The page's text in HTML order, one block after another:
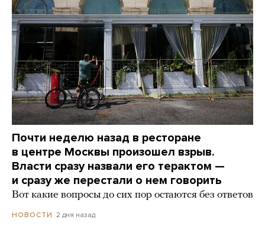
Почти неделю назад в ресторане
в центре Москвы произошел взрыв.
Власти сразу назвали его терактом —
и сразу же перестали о нем говорить
Вот какие вопросы до сих пор остаются без ответов
НОВОСТИ 2 дня назад